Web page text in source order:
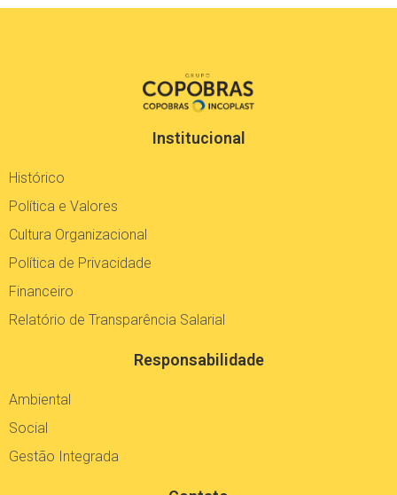
Institucional
Histórico
Política e Valores
Cultura Organizacional
Política de Privacidade
Financeiro
Relatório de Transparência Salarial
Responsabilidade
Ambiental
Social
Gestão Integrada